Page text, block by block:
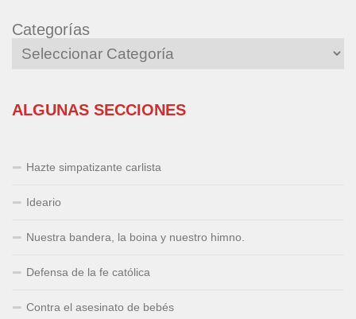
Categorías
ALGUNAS SECCIONES
Hazte simpatizante carlista
Ideario
Nuestra bandera, la boina y nuestro himno.
Defensa de la fe católica
Contra el asesinato de bebés